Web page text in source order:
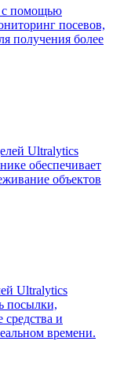
с помощью
посевов,
получения более
Ultralytics
обеспечивает
объектов
Ultralytics
посылки,
средства и
времени.